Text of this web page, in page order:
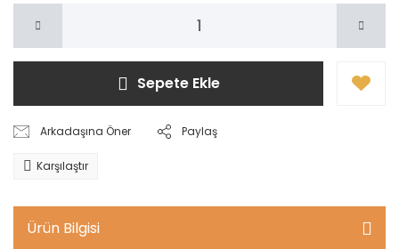
Sepete Ekle
Arkadaşına Öner Paylaş
Karşılaştır
Ürün Bilgisi